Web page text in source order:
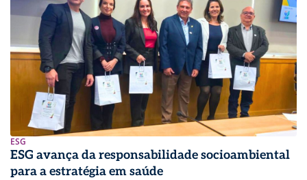
ESG
ESG avança da responsabilidade socioambiental
para a estratégia em saúde